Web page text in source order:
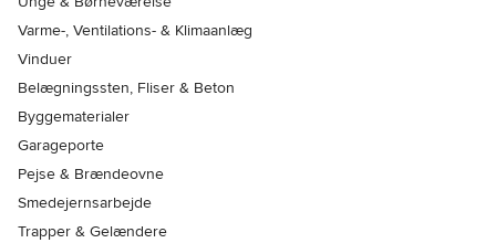
Varme-, Ventilations- & Klimaanlæg
Vinduer
Belægningssten, Fliser & Beton
Byggematerialer
Garageporte
Pejse & Brændeovne
Smedejernsarbejde
Trapper & Gelændere